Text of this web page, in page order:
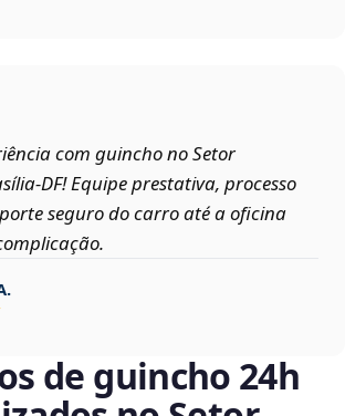
com guincho no Setor
Equipe prestativa, processo
seguro do carro até a oficina
de guincho 24h